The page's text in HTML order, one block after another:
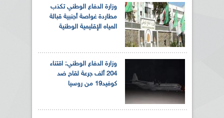
وزارة الدفاع الوطني تكذب
مطاردة غواصة أجنبية قبالة
المياه الإقليمية الوطنية
وزارة الدفاع الوطني: اقتناء
204 ألف جرعة لقاح ضد
كوفيد19 من روسيا